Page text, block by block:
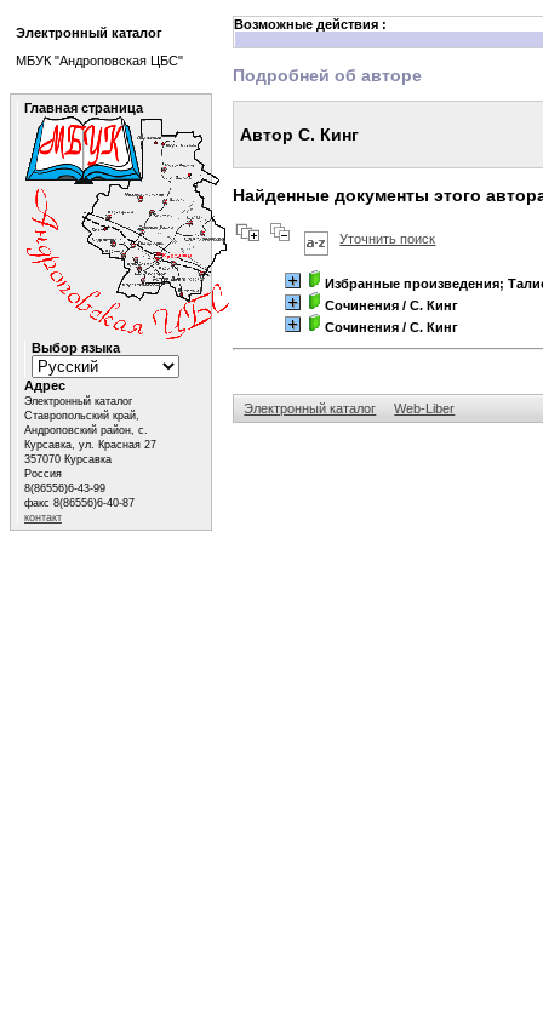
Возможные действия :
Подробней об авторе
Автор С. Кинг
Найденные документы этого
Уточнить поиск
Избранные произведения;
Сочинения / С. Кинг
Сочинения / С. Кинг
Электронный каталог Web-Liber
Электронный каталог
МБУК "Андроповская ЦБС"
Главная страница
Выбор языка
Адрес
Электронный каталог
Ставропольский край,
Андроповский район, с.
Курсавка, ул. Красная 27
357070 Курсавка
Россия
8(86556)6-43-99
факс 8(86556)6-40-87
контакт